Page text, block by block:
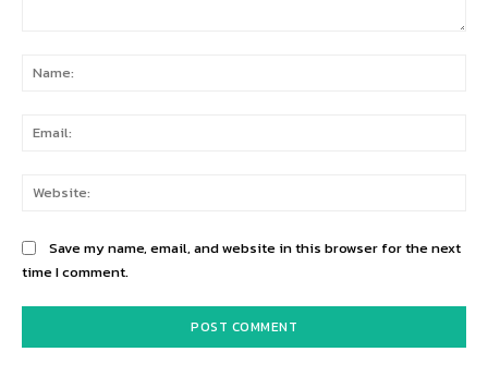
Save my name, email, and website in this browser for the next
time I comment.